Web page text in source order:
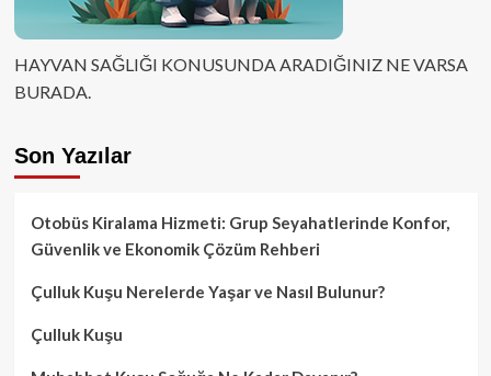
HAYVAN SAĞLIĞI KONUSUNDA ARADIĞINIZ NE VARSA
BURADA.
Son Yazılar
Otobüs Kiralama Hizmeti: Grup Seyahatlerinde Konfor,
Güvenlik ve Ekonomik Çözüm Rehberi
Çulluk Kuşu Nerelerde Yaşar ve Nasıl Bulunur?
Çulluk Kuşu